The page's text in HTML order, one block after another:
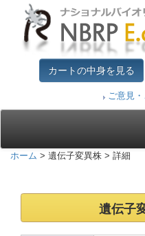
カートの中身を見る
ご意見
ホーム > 遺伝子変異株 > 詳細
遺伝子